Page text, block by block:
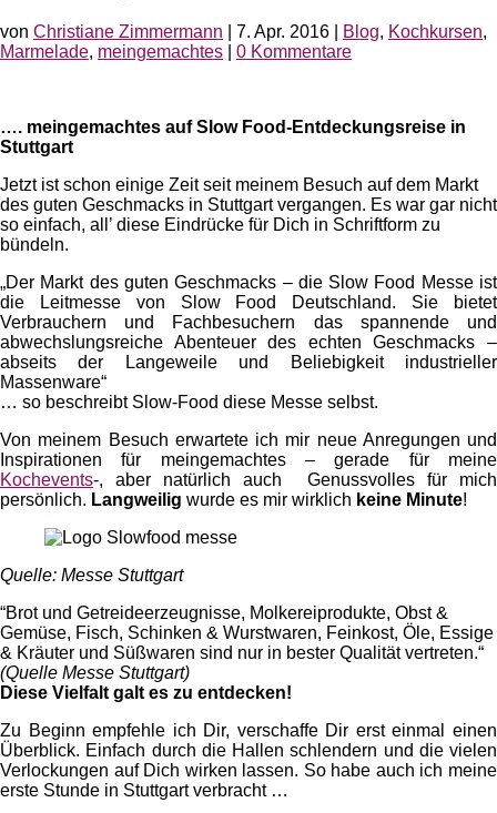
von Christiane Zimmermann 7. Apr. 2016 Blog, Kochkursen,
Marmelade, meingemachtes 0 Kommentare
…. meingemachtes auf Slow Food-Entdeckungsreise in
Stuttgart
Jetzt ist schon einige Zeit seit meinem Besuch auf dem Markt
des guten Geschmacks in Stuttgart vergangen. Es war gar nicht
so einfach, all’ diese Eindrücke für Dich in Schriftform zu
bündeln.
„Der Markt des guten Geschmacks – die Slow Food Messe ist
die Leitmesse von Slow Food Deutschland. Sie bietet
Verbrauchern und Fachbesuchern das spannende und
abwechslungsreiche Abenteuer des echten Geschmacks –
abseits der Langeweile und Beliebigkeit industrieller
Massenware“
… so beschreibt Slow-Food diese Messe selbst.
Von meinem Besuch erwartete ich mir neue Anregungen und
Inspirationen für meingemachtes – gerade für meine
Kochevents-, aber natürlich auch Genussvolles für mich
persönlich. Langweilig wurde es mir wirklich keine Minute!
Quelle: Messe Stuttgart
“Brot und Getreideerzeugnisse, Molkereiprodukte, Obst &
Gemüse, Fisch, Schinken & Wurstwaren, Feinkost, Öle, Essige
& Kräuter und Süßwaren sind nur in bester Qualität vertreten.“
(Quelle Messe Stuttgart)
Diese Vielfalt galt es zu entdecken!
Zu Beginn empfehle ich Dir, verschaffe Dir erst einmal einen
Überblick. Einfach durch die Hallen schlendern und die vielen
Verlockungen auf Dich wirken lassen. So habe auch ich meine
erste Stunde in Stuttgart verbracht …